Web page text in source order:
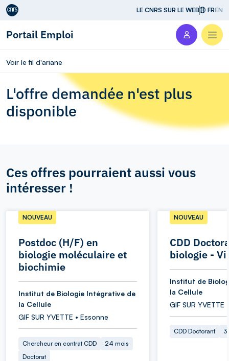
Aller au contenu LE CNRS SUR LE WEB FREN
Portail Emploi
Voir le fil d'ariane
L'offre demandée n'est plus
disponible
Ces offres pourraient aussi vous
intéresser !
Postdoc (H/F) en
biologie moléculaire et
biochimie
NOUVEAU
Institut de Biologie Intégrative de
la Cellule
GIF SUR YVETTE • Essonne
Chercheur en contrat CDD
24 mois
Doctorat
CDD
biologie -
NOUVEAU
Institut de
la Cellule
GIF SUR YVETTE
CDD Doctorant